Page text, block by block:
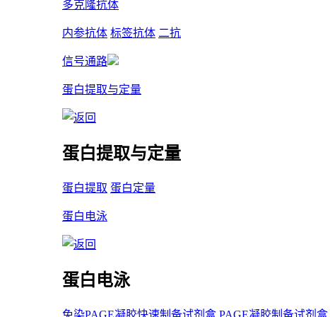
多克隆抗体
内参抗体 标签抗体 二抗
信号通路
蛋白提取与定量
蛋白提取与定量
蛋白提取 蛋白定量
蛋白电泳
蛋白电泳
免染PAGE凝胶快速制备试剂盒 PAGE凝胶制备试剂盒